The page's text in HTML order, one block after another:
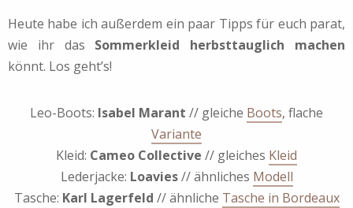
Heute habe ich außerdem ein paar Tipps für euch parat,
wie ihr das Sommerkleid herbsttauglich machen
könnt. Los geht’s!
Leo-Boots: Isabel Marant // gleiche Boots, flache
Variante
Kleid: Cameo Collective // gleiches Kleid
Lederjacke: Loavies// ähnliches Modell
Tasche: Karl Lagerfeld // ähnliche Tasche in Bordeaux